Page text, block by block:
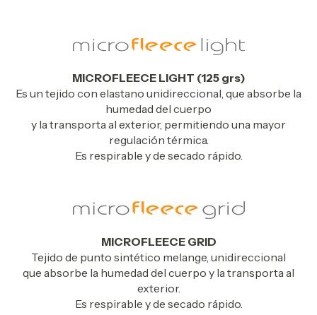
MICROFLEECE LIGHT (125 grs)
Es un tejido con elastano unidireccional, que absorbe la
humedad del cuerpo
y la transporta al exterior, permitiendo una mayor
regulación térmica.
Es respirable y de secado rápido.
MICROFLEECE GRID
Tejido de punto sintético melange, unidireccional
que absorbe la humedad del cuerpo y la transporta al
exterior.
Es respirable y de secado rápido.